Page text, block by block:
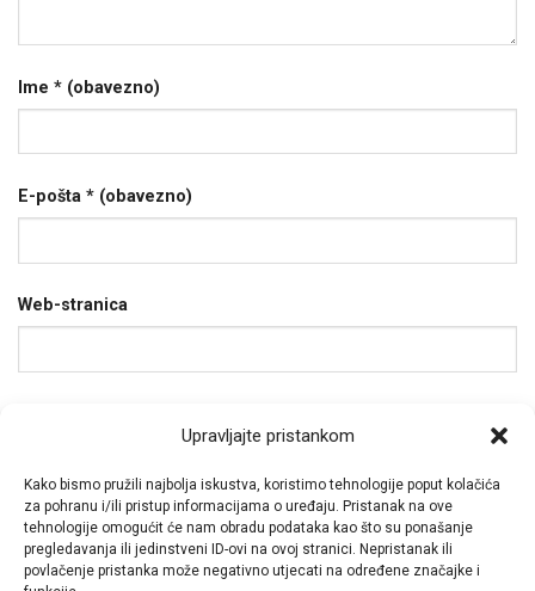
Upravljajte pristankom
Kako bismo pružili najbolja iskustva, koristimo tehnologije poput kolačića
za pohranu i/ili pristup informacijama o uređaju. Pristanak na ove
tehnologije omogućit će nam obradu podataka kao što su ponašanje
pregledavanja ili jedinstveni ID-ovi na ovoj stranici. Nepristanak ili
povlačenje pristanka može negativno utjecati na određene značajke i
Ime * (obavezno)
E-pošta * (obavezno)
Web-stranica
komentirao.